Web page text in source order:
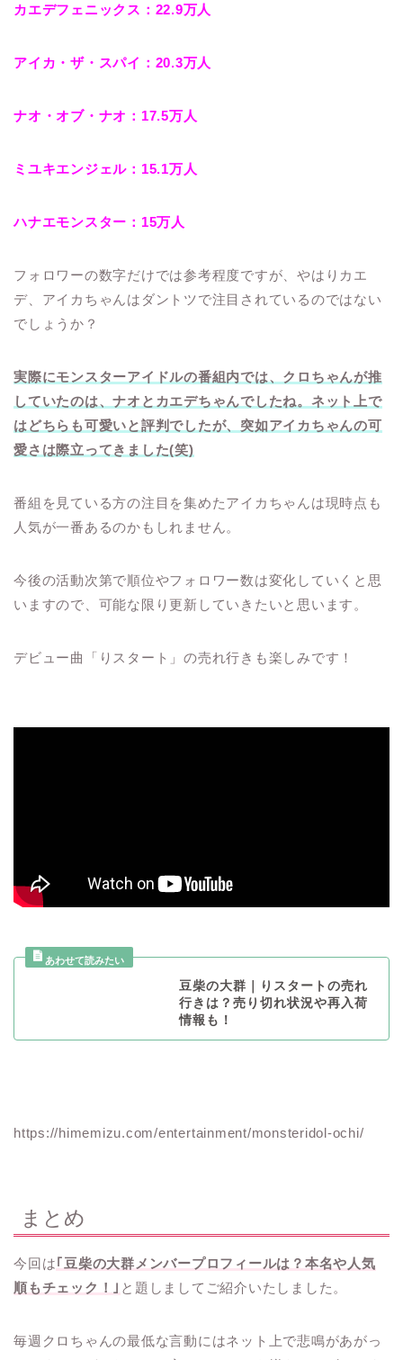
カエデフェニックス：22.9万人
アイカ・ザ・スパイ：20.3万人
ナオ・オブ・ナオ：17.5万人
ミユキエンジェル：15.1万人
ハナエモンスター：15万人
フォロワーの数字だけでは参考程度ですが、やはりカエ
デ、アイカちゃんはダントツで注目されているのではない
でしょうか？
実際にモンスターアイドルの番組内では、クロちゃんが推
していたのは、ナオとカエデちゃんでしたね。ネット上で
はどちらも可愛いと評判でしたが、突如アイカちゃんの可
愛さは際立ってきました(笑)
番組を見ている方の注目を集めたアイカちゃんは現時点も
人気が一番あるのかもしれません。
今後の活動次第で順位やフォロワー数は変化していくと思
いますので、可能な限り更新していきたいと思います。
デビュー曲「りスタート」の売れ行きも楽しみです！
豆柴の大群｜りスタートの売れ
行きは？売り切れ状況や再入荷
情報も！
https://himemizu.com/entertainment/monsteridol-ochi/
まとめ
今回は｢豆柴の大群メンバープロフィールは？本名や人気
順もチェック！｣ と題しましてご紹介いたしました。
毎週クロちゃんの最低な言動にはネット上で悲鳴があがっ